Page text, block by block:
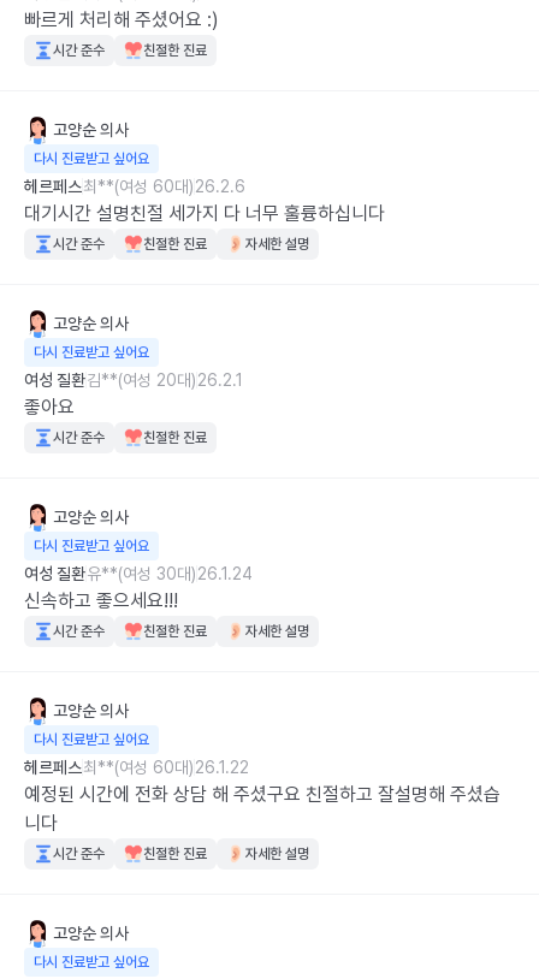
빠르게 처리해 주셨어요 :)
시간 준수 친절한 진료
고양순의사
다시 진료받고 싶어요
헤르페스최**(여성 60대)26.2.6
대기시간 설명친절 세가지 다 너무 훌륭하십니다
시간 준수 친절한 진료 자세한 설명
고양순의사
다시 진료받고 싶어요
여성 질환김**(여성 20대)26.2.1
좋아요
시간 준수 친절한 진료
고양순의사
다시 진료받고 싶어요
여성 질환유**(여성 30대)26.1.24
신속하고 좋으세요!!!
시간 준수 친절한 진료 자세한 설명
고양순의사
다시 진료받고 싶어요
헤르페스최**(여성 60대)26.1.22
예정된 시간에 전화 상담 해 주셨구요 친절하고 잘설명해 주셨습
니다
시간 준수 친절한 진료 자세한 설명
고양순의사
다시 진료받고 싶어요